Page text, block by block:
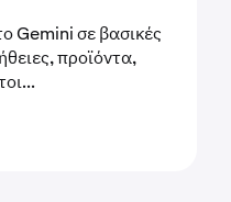
Gemini σε βασικές
προϊόντα,